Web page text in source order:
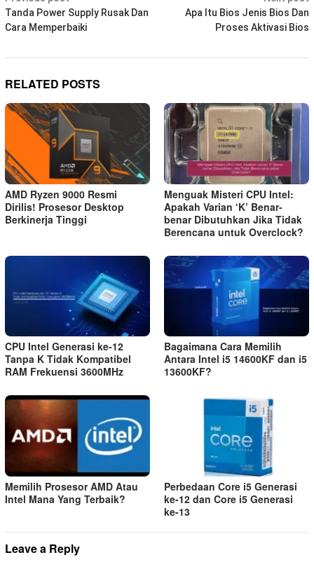
navigation
Tanda Power Supply Rusak Dan
Cara Memperbaiki
Apa Itu Bios Jenis Bios Dan
Proses Aktivasi Bios
RELATED POSTS
AMD Ryzen 9000 Resmi
Dirilis! Prosesor Desktop
Berkinerja Tinggi
Menguak Misteri CPU Intel:
Apakah Varian ‘K’ Benar-
benar Dibutuhkan Jika Tidak
Berencana untuk Overclock?
CPU Intel Generasi ke-12
Tanpa K Tidak Kompatibel
RAM Frekuensi 3600MHz
Bagaimana Cara Memilih
Antara Intel i5 14600KF dan i5
13600KF?
Memilih Prosesor AMD Atau
Intel Mana Yang Terbaik?
Perbedaan Core i5 Generasi
ke-12 dan Core i5 Generasi
ke-13
Leave a Reply